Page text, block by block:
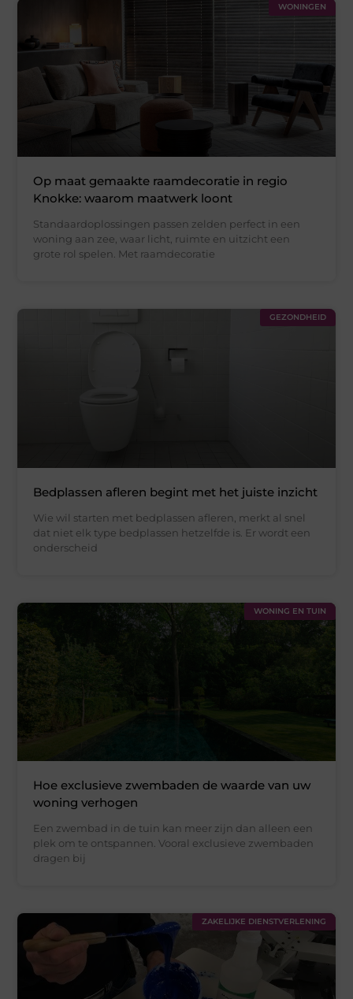
WONINGEN
Op maat gemaakte raamdecoratie in regio
Knokke: waarom maatwerk loont
Standaardoplossingen passen zelden perfect in een
woning aan zee, waar licht, ruimte en uitzicht een
grote rol spelen. Met raamdecoratie
GEZONDHEID
Bedplassen afleren begint met het juiste inzicht
Wie wil starten met bedplassen afleren, merkt al snel
dat niet elk type bedplassen hetzelfde is. Er wordt een
onderscheid
WONING EN TUIN
Hoe exclusieve zwembaden de waarde van uw
woning verhogen
Een zwembad in de tuin kan meer zijn dan alleen een
plek om te ontspannen. Vooral exclusieve zwembaden
dragen bij
ZAKELIJKE DIENSTVERLENING